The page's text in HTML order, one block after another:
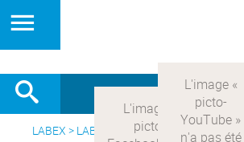
LABEX > LABEX COMOD> Version française